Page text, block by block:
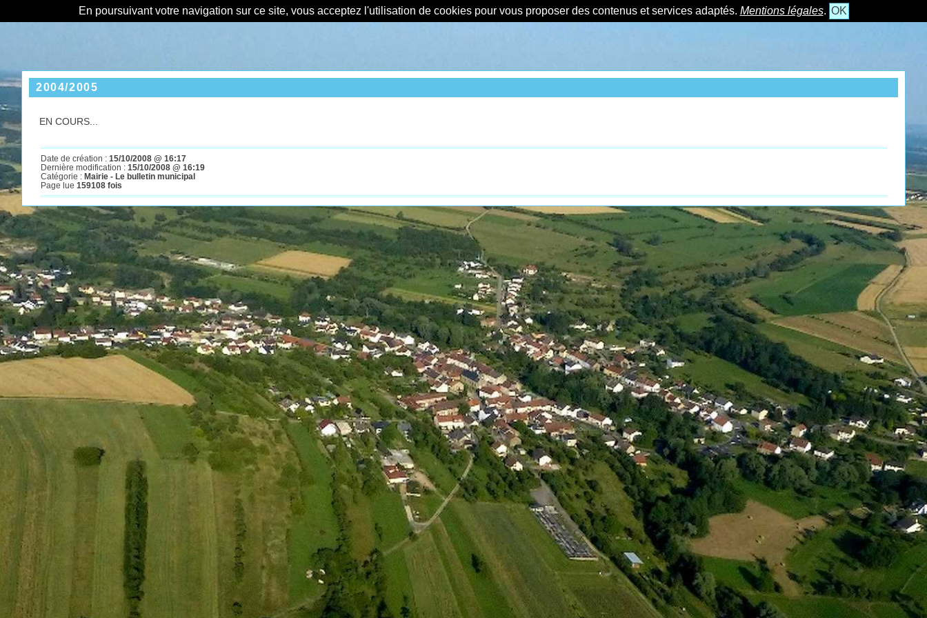
En poursuivant votre navigation sur ce site, vous acceptez l'utilisation de cookies pour vous proposer des contenus et services adaptés. Mentions légales. OK
2004/2005
EN COURS...
Date de création : 15/10/2008 @ 16:17
Dernière modification : 15/10/2008 @ 16:19
Catégorie : Mairie - Le bulletin municipal
Page lue 159108 fois